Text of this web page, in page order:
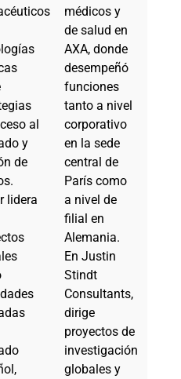
al
y
de
lidera
médicos y
de salud en
AXA, donde
desempeñó
funciones
tanto a nivel
corporativo
en la sede
central de
París como
a nivel de
filial en
Alemania.
En Justin
Stindt
Consultants,
dirige
proyectos de
investigación
globales y